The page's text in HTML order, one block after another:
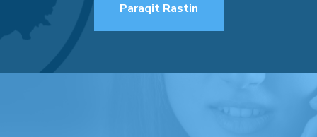
Paraqit Rastin